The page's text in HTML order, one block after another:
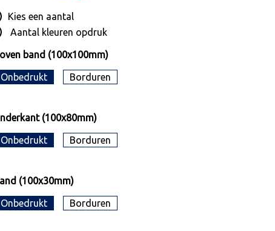
Kies een aantal
Aantal kleuren opdruk
band (100x100mm)
Onbedrukt Borduren
(100x80mm)
Onbedrukt Borduren
(100x30mm)
Onbedrukt Borduren